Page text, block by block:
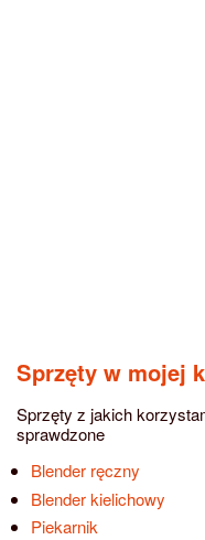
Sprzęty w mojej
Sprzęty z jakich
sprawdzone
Blender ręczny
Blender kielichowy
Piekarnik